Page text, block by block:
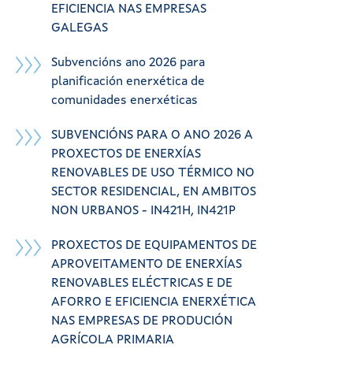
EFICIENCIA NAS EMPRESAS
GALEGAS
Subvencións ano 2026 para
planificación enerxética de
comunidades enerxéticas
SUBVENCIÓNS PARA O ANO 2026 A
PROXECTOS DE ENERXÍAS
RENOVABLES DE USO TÉRMICO NO
SECTOR RESIDENCIAL, EN AMBITOS
NON URBANOS - IN421H, IN421P
PROXECTOS DE EQUIPAMENTOS DE
APROVEITAMENTO DE ENERXÍAS
RENOVABLES ELÉCTRICAS E DE
AFORRO E EFICIENCIA ENERXÉTICA
NAS EMPRESAS DE PRODUCIÓN
AGRÍCOLA PRIMARIA